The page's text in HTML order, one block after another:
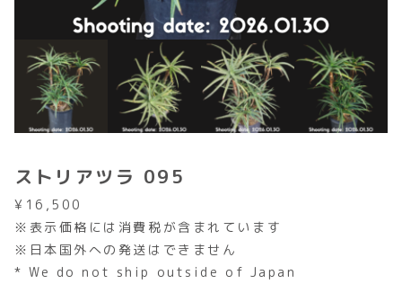
ストリアツラ 095
¥ 16,500
※表示価格には消費税が含まれています
※日本国外への発送はできません
* We do not ship outside of Japan